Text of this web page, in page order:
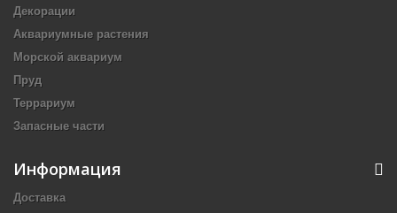
Декорации
Аквариумные растения
Морской аквариум
Пруд
Террариум
Запасные части
Информация
Доставка